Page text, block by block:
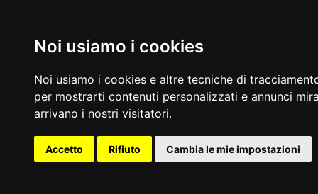
Noi usiamo i cookies
Noi usiamo i cookies e altre tecniche di
per mostrarti contenuti personalizzati e annunci
arrivano i nostri visitatori.
Accetto Rifiuto Cambia le mie impostazioni